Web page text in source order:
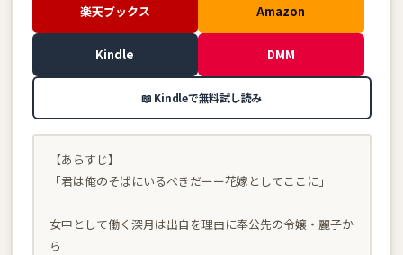
楽天ブックス Amazon
Kindle DMM
📖 Kindleで無料試し読み
【あらすじ】
「君は俺のそばにいるべきだーー花嫁としてここに」
女中として働く深月は出自を理由に奉公先の令嬢・麗子か
ら